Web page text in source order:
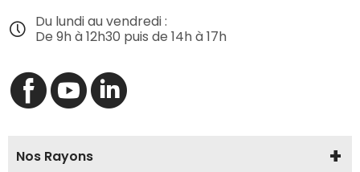
Du lundi au vendredi :
De 9h à 12h30 puis de 14h à 17h
Nos Rayons